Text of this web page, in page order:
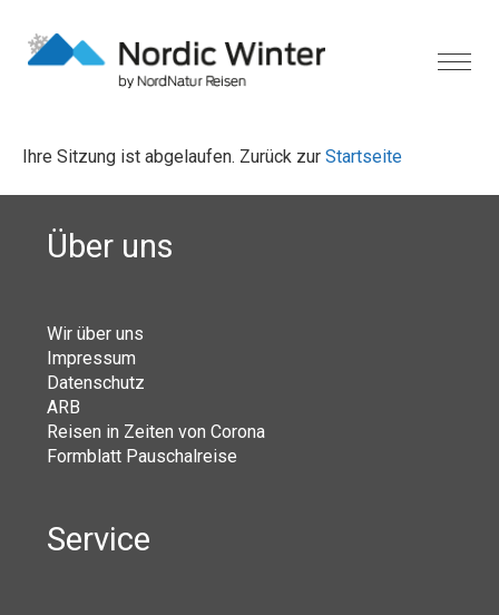
Ihre Sitzung ist abgelaufen. Zurück zur Startseite
Über uns
Wir über uns
Impressum
Datenschutz
ARB
Reisen in Zeiten von Corona
Formblatt Pauschalreise
Service